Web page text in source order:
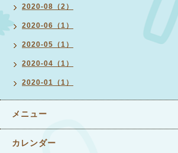
2020-08（2）
2020-06（1）
2020-05（1）
2020-04（1）
2020-01（1）
メニュー
カレンダー